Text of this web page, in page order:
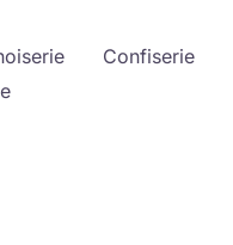
Confiserie